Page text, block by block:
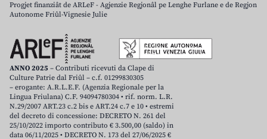
Progjet finanziât de ARLeF - Agjenzie Regjonâl pe Lenghe Furlane e de Regjon
Autonome Friûl-Vignesie Julie
ANNO 2025 – Contributi ricevuti da Clape di
Culture Patrie dal Friûl – c.f. 01299830305
– erogante: A.R.L.E.F. (Agenzia Regionale per la
Lingua Friulana) C.F. 94094780304 • rif. norm. L.R.
N.29/2007 ART.23 c.2 bis e ART.24 c.7 e 10 • estremi
del decreto di concessione: DECRETO N. 261 del
25/10/2022 importo contributo € 3.500,00 (saldo) in
data 06/11/2025 • DECRETO N. 173 del 27/06/2025 €